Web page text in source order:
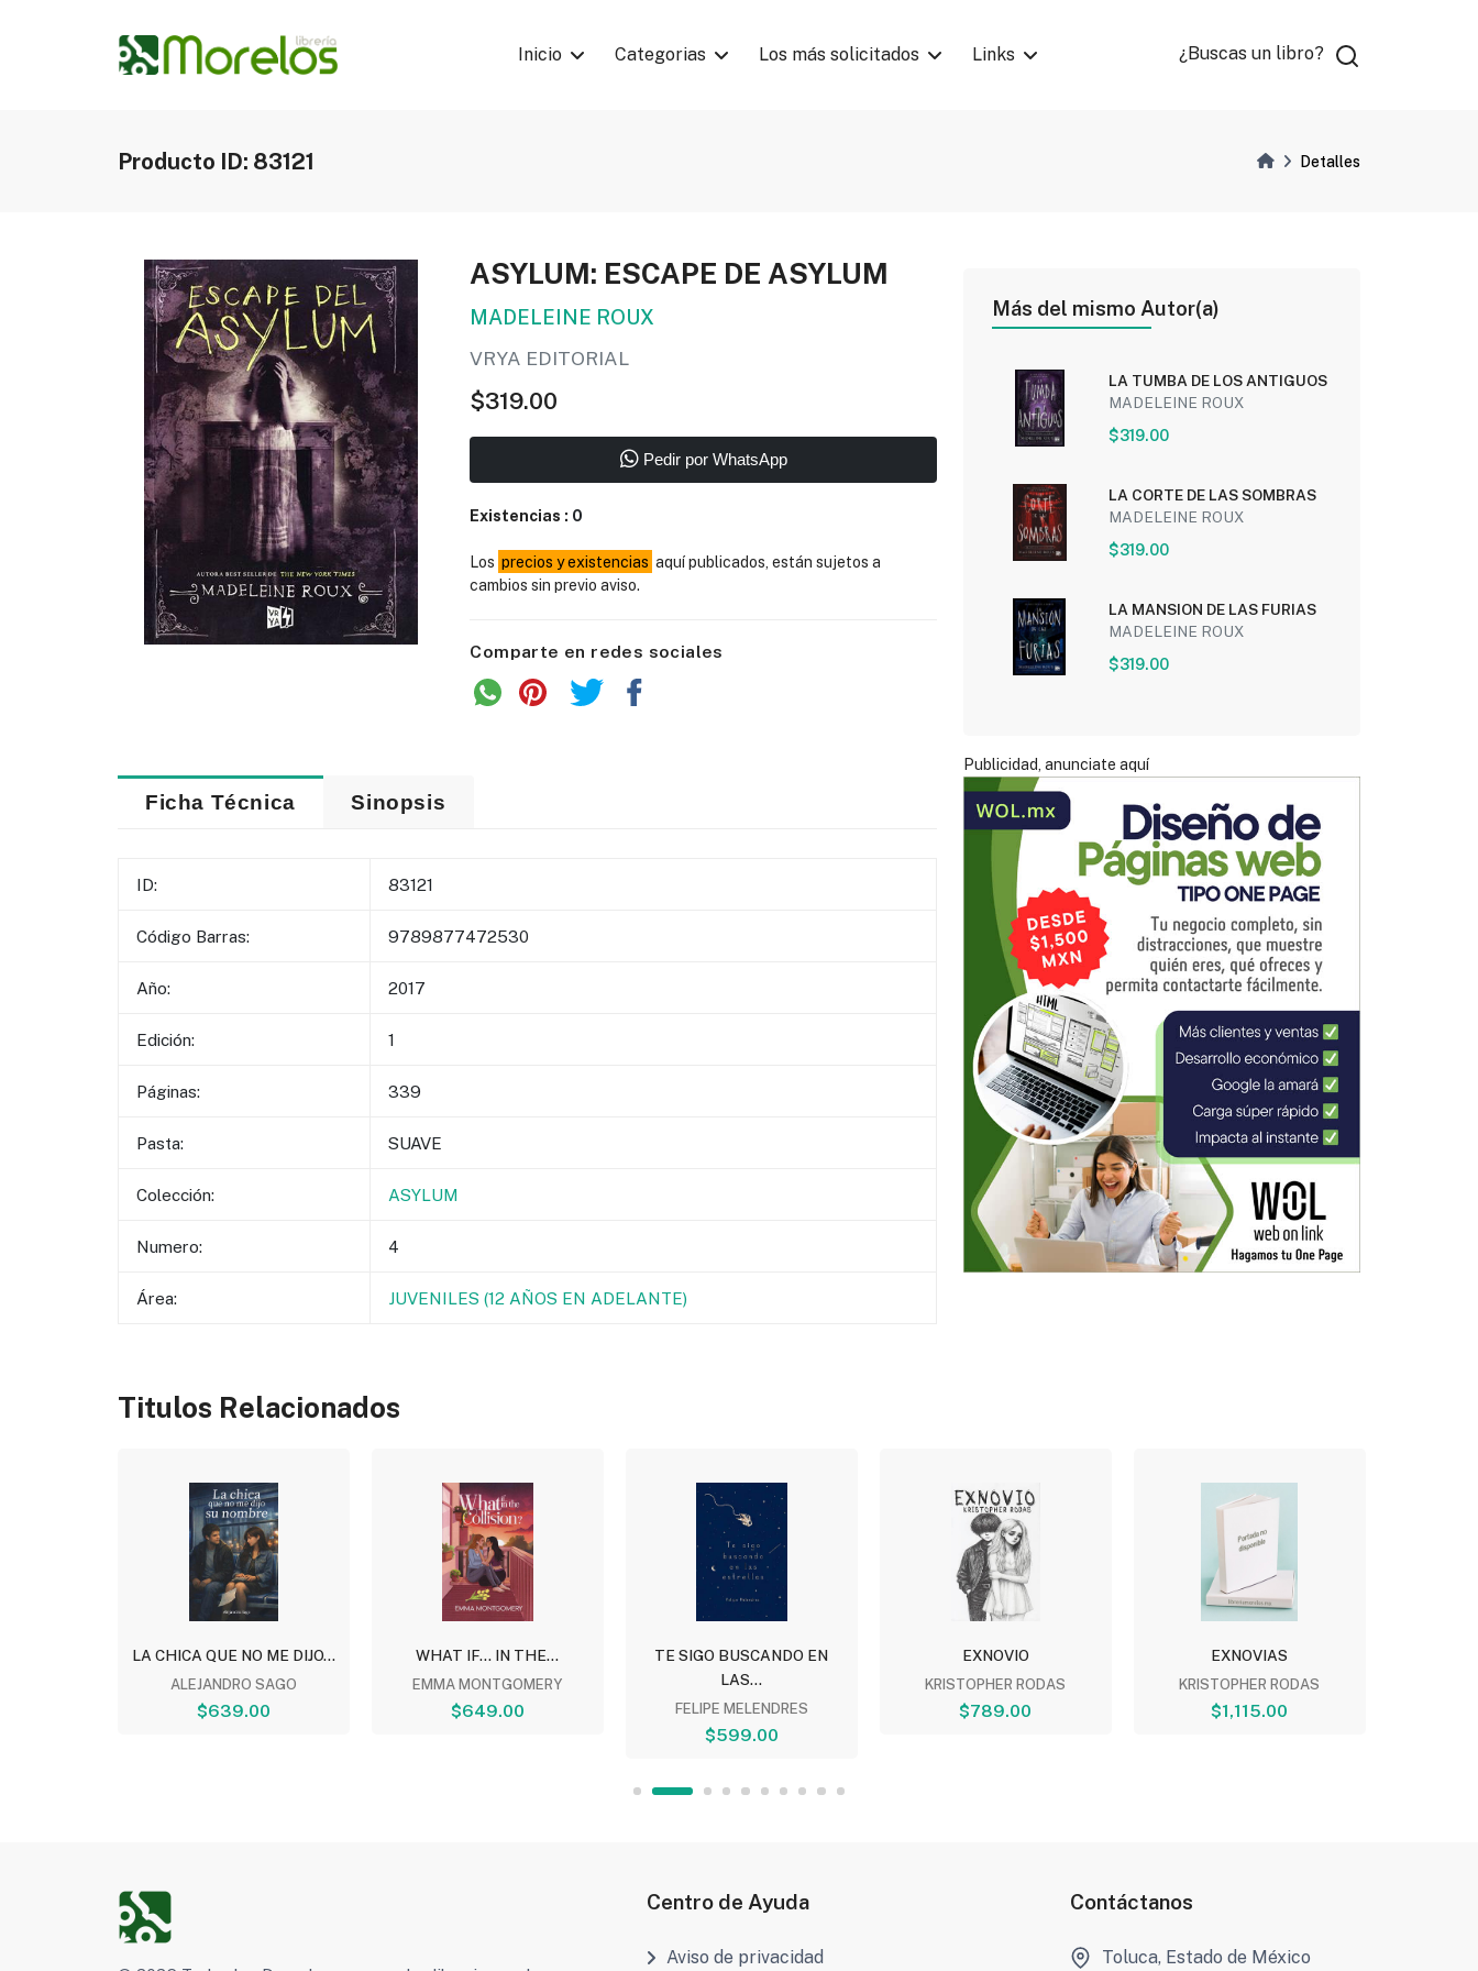
Inicio Categorias Los más solicitados Links ¿Buscas un libro?
Producto ID: 83121 Detalles
ASYLUM: ESCAPE DE ASYLUM
MADELEINE ROUX
VRYA EDITORIAL
$319.00
Pedir por WhatsApp
Existencias : 0
Los precios y existencias aquí publicados, están sujetos a
cambios sin previo aviso.
Comparte en redes sociales
Ficha Técnica Sinopsis
ID: 83121
Código Barras: 9789877472530
Año: 2017
Edición: 1
Páginas: 339
Pasta: SUAVE
Colección: ASYLUM
Numero: 4
Área: JUVENILES (12 AÑOS EN ADELANTE)
Más del mismo Autor(a)
LA TUMBA DE LOS ANTIGUOS
MADELEINE ROUX
$319.00
LA CORTE DE LAS SOMBRAS
MADELEINE ROUX
$319.00
LA MANSION DE LAS FURIAS
MADELEINE ROUX
$319.00
Publicidad, anunciate aquí
Titulos Relacionados
LA CHICA QUE NO ME DIJO...
ALEJANDRO SAGO
$639.00
WHAT IF... IN THE...
EMMA MONTGOMERY
$649.00
TE SIGO BUSCANDO EN
LAS...
FELIPE MELENDRES
$599.00
EXNOVIO
KRISTOPHER RODAS
$789.00
EXNOVIAS
KRISTOPHER RODAS
$1,115.00
Centro de Ayuda
Aviso de privacidad
Contáctanos
Toluca, Estado de México